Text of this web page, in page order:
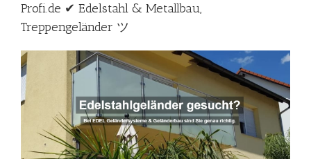
Profi.de ✔ Edelstahl & Metallbau,
Treppengeländer ツ